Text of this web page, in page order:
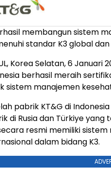
membangun sistem
standar K3 global
KoreaSelatan,6 Januari
berhasil meraih
sistem manajemen
pabrik KT&G di Indonesia
di Rusia dan Türkiye yang
resmi memiliki
dalam bidang K3.